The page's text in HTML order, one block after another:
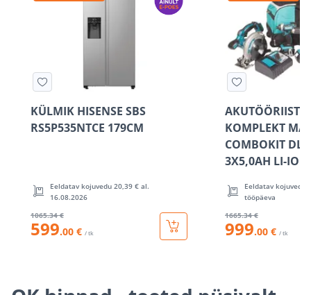
KÜLMIK HISENSE SBS
RS5P535NTCE 179CM
Eeldatav kojuvedu 20,39 € al.
16.08.2026
1065.34 €
599.00 € / tk
KOMPLEKT
COMBOKIT
3X5,0AH LI-ION
Eeldatav kojuvedu
tööpäeva
1665.34 €
999.00 € / tk